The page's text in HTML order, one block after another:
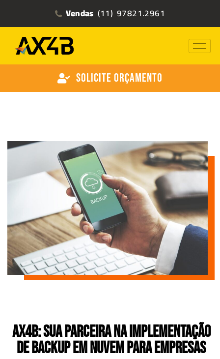
Vendas (11) 97821.2961
Solicite Orçamento
AX4B: Sua Parceira na Implementação
de Backup em Nuvem para Empresas